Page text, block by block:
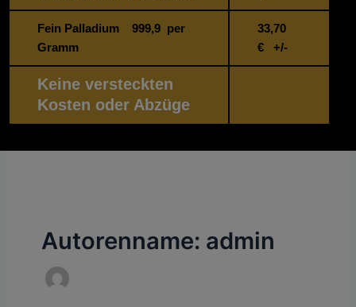
Fein Palladium 999,9 per
Gramm
33,70
€ +/-
Keine versteckten
Kosten oder Abzüge
Autorenname: admin